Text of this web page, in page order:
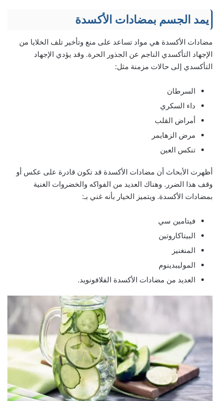
يمد الجسم بمضادات الأكسدة
مضادات الأكسدة هي مواد تساعد على منع وتأخير تلف الخلايا من
الإجهاد التأكسدي الناجم عن الجذور الحرة. وقد يؤدي الإجهاد
التأكسدي إلى حالات مزمنة مثل:
السرطان
داء السكري
أمراض القلب
مرض الزهايمر
تنكس العين
أظهرت الأبحاث أن مضادات الأكسدة قد تكون قادرة على عكس أو
وقف هذا الضرر. وهناك العديد من الفواكه والخضروات الغنية
بمضادات الأكسدة. ويتميز الخيار بأنه غني بـ:
فيتامين سي
البيتاكاروتين
المنغنيز
الموليبدينوم
العديد من مضادات الأكسدة الفلافونويد.